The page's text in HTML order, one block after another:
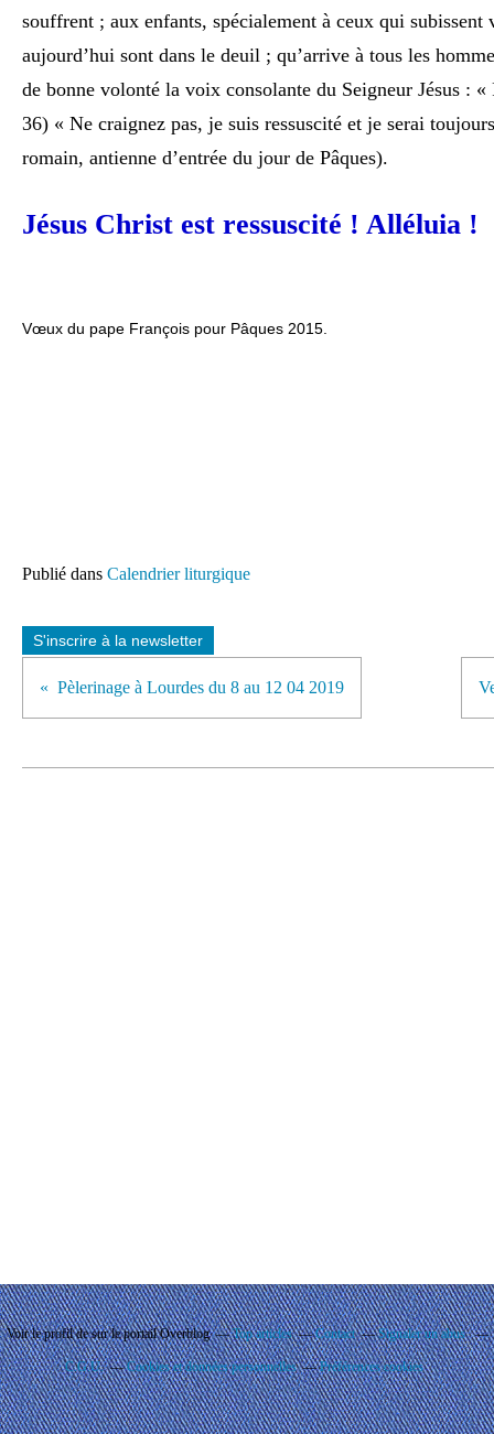
souffrent ; aux enfants, spécialement à ceux qui
aujourd’hui sont dans le deuil ; qu’arrive à tous les
de bonne volonté la voix consolante du Seigneur Jésus :
36) « Ne craignez pas, je suis ressuscité et je serai
romain, antienne d’entrée du jour de Pâques).
Jésus Christ est ressuscité ! Alléluia !
Vœux du pape François pour Pâques 2015.
Publié dans Calendrier liturgique
S'inscrire à la newsletter
Pèlerinage à Lourdes du 8 au 12 04 2019
Voir le profil desur le portail Overblog Top articles Contact Signaler un abus
C.G.U. Cookies et données personnelles Préférences cookies